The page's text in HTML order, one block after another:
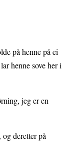
på henne på ei
henne sove her i
jeg er en
deretter på